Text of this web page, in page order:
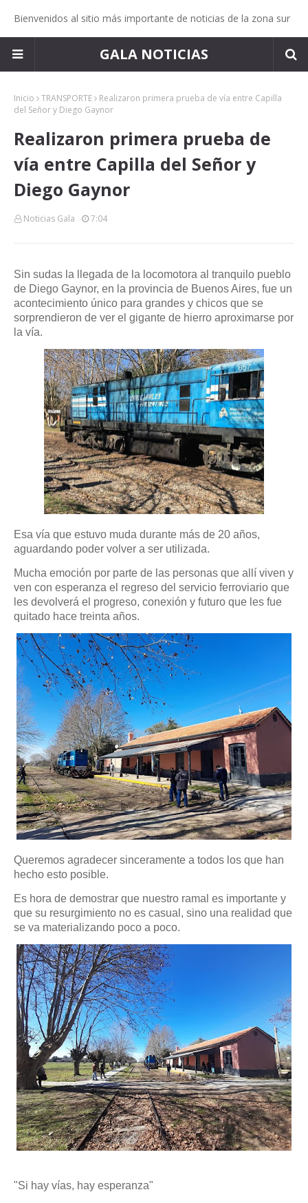
Bienvenidos al sitio más importante de noticias de la zona sur
GALA NOTICIAS
Inicio TRANSPORTE
Realizaron primera prueba de vía entre Capilla
del Señor y Diego Gaynor
Realizaron primera prueba de
vía entre Capilla del Señor y
Diego Gaynor
Noticias Gala 7:04
Sin sudas la llegada de la locomotora al tranquilo pueblo
de Diego Gaynor, en la provincia de Buenos Aires, fue un
acontecimiento único para grandes y chicos que se
sorprendieron de ver el gigante de hierro aproximarse por
la vía.
Esa vía que estuvo muda durante más de 20 años,
aguardando poder volver a ser utilizada.
Mucha emoción por parte de las personas que allí viven y
ven con esperanza el regreso del servicio ferroviario que
les devolverá el progreso, conexión y futuro que les fue
quitado hace treinta años.
Queremos agradecer sinceramente a todos los que han
hecho esto posible.
Es hora de demostrar que nuestro ramal es importante y
que su resurgimiento no es casual, sino una realidad que
se va materializando poco a poco.
"Si hay vías, hay esperanza"